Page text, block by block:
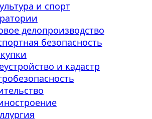
и спорт
делопроизводство
безопасность
и кадастр